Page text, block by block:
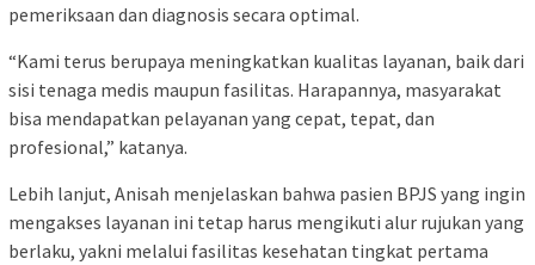
pemeriksaan dan diagnosis secara optimal.
“Kami terus berupaya meningkatkan kualitas layanan, baik dari
sisi tenaga medis maupun fasilitas. Harapannya, masyarakat
bisa mendapatkan pelayanan yang cepat, tepat, dan
profesional,” katanya.
Lebih lanjut, Anisah menjelaskan bahwa pasien BPJS yang ingin
mengakses layanan ini tetap harus mengikuti alur rujukan yang
berlaku, yakni melalui fasilitas kesehatan tingkat pertama